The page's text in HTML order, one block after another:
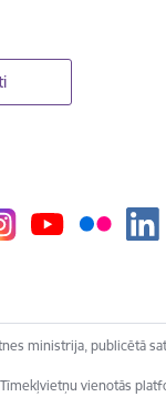
ministrija, publicētā
vienotās